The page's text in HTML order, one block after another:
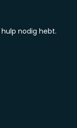
nodig hebt.